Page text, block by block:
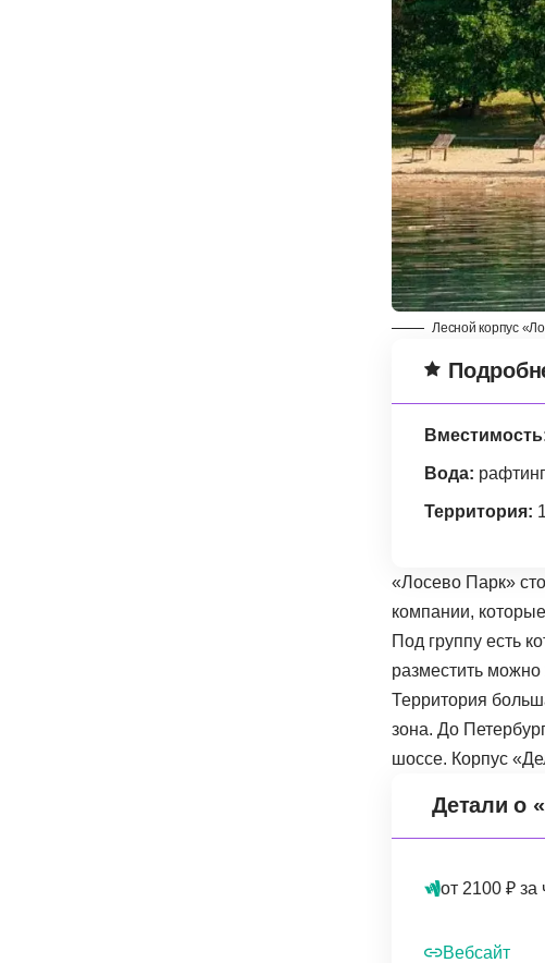
Лесной корпус
Вода:
Территория:
«Лосево Парк»
компании,
Под группу есть
разместить можно
Территория
зона. До
шоссе. Корпус
Детали о
от 2100 ₽ за
Вебсайт